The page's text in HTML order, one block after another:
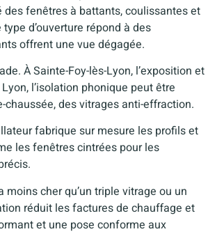
fenêtres à battants, coulissantes et
d’ouverture répond à des
offrent une vue dégagée.
À Sainte-Foy-lès-Lyon, l’exposition et
l’isolation phonique peut être
des vitrages anti-effraction.
fabrique sur mesure les profils et
les fenêtres cintrées pour les
cher qu’un triple vitrage ou un
réduit les factures de chauffage et
et une pose conforme aux